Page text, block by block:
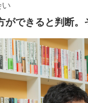
ができると判断